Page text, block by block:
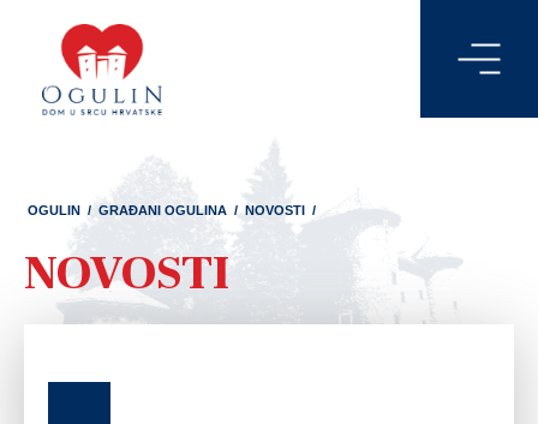
OGULIN / GRAĐANI OGULINA / NOVOSTI /
NOVOSTI